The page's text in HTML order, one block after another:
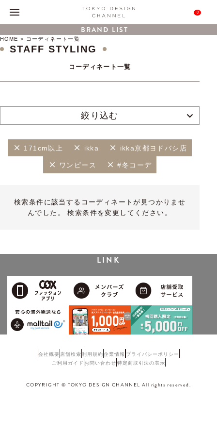
0
BRAND LIST
HOME コーディネート一覧
STAFF STYLING
コーディネート一覧
絞り込む
171cm以上 ikka ikka京都ヨドバシ店
ワンピース #冬コーデ
検索条件に該当するコーディネートが見つかりませ
んでした。 検索条件を変更してください。
LINK
会社概要 店舗検索利用規約企業情報 プライバシーポリシー
ご利用ガイド お問い合わせ 特定商取引法の表示
COPYRIGHT © TOKYO DESIGN CHANNEL All rights reserved.